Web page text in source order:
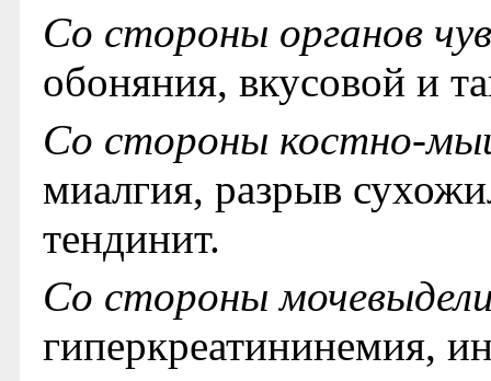
Со стороны органов
обоняния, вкусовой и
Со стороны костно-
миалгия, разрыв
тендинит.
Со стороны
гиперкреатининемия,